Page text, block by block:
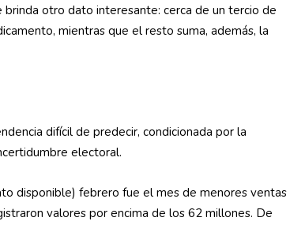
otro dato interesante: cerca de un tercio de
mientras que el resto suma, además, la
difícil de predecir, condicionada por la
electoral.
disponible) febrero fue el mes de menores ventas
valores por encima de los 62 millones. De